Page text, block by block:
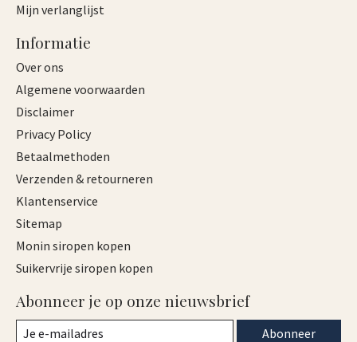
Mijn verlanglijst
Informatie
Over ons
Algemene voorwaarden
Disclaimer
Privacy Policy
Betaalmethoden
Verzenden & retourneren
Klantenservice
Sitemap
Monin siropen kopen
Suikervrije siropen kopen
Abonneer je op onze nieuwsbrief
Abonneer